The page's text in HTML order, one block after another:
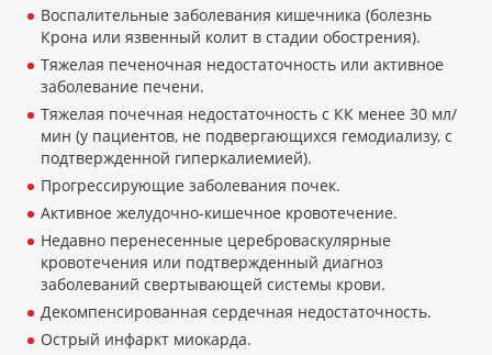
Воспалительные заболевания кишечника (болезнь
Крона или язвенный колит в стадии обострения).
Тяжелая печеночная недостаточность или активное
заболевание печени.
Тяжелая почечная недостаточность с КК менее 30 мл/
мин (у пациентов, не подвергающихся гемодиализу, с
подтвержденной гиперкалиемией).
Прогрессирующие заболевания почек.
Активное желудочно-кишечное кровотечение.
Недавно перенесенные цереброваскулярные
кровотечения или подтвержденный диагноз
заболеваний свертывающей системы крови.
Декомпенсированная сердечная недостаточность.
Острый инфаркт миокарда.